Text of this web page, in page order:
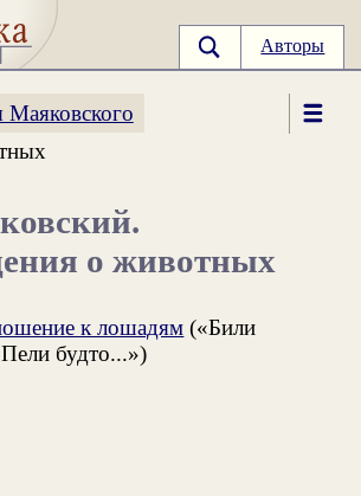
Авторы
Маяковского
о животных
к лошадям («Били
будто...»)